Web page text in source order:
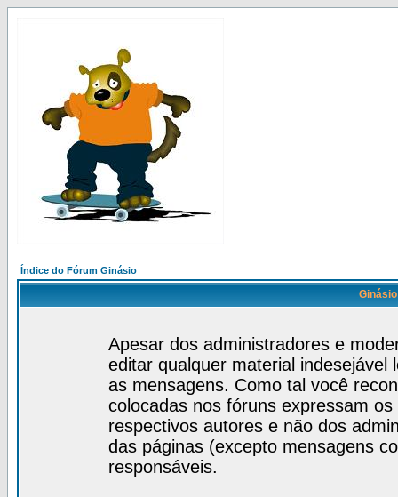
Índice do Fórum Ginásio
Apesar dos administradores e
editar qualquer material
as mensagens. Como tal você
colocadas nos fóruns expressam
respectivos autores e não dos
das páginas (excepto mensagens
responsáveis.